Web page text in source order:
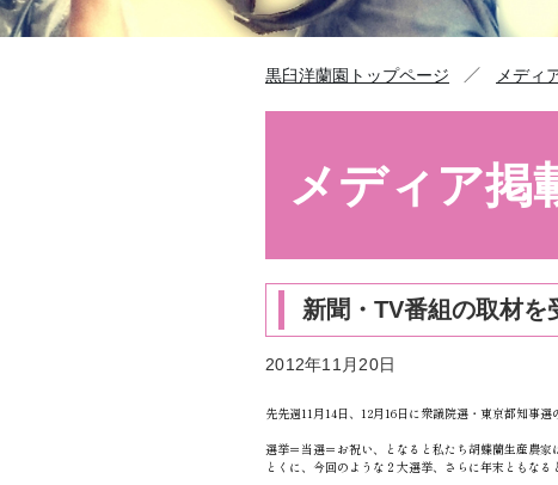
黒臼洋蘭園トップページ ／ メディ
メディア掲
新聞・TV番組の取材を
2012年11月20日
先先週11月14日、12月16日に衆議院選・東京都知事
選挙＝当選＝お祝い、となると私たち胡蝶蘭生産農家
とくに、今回のような２大選挙、さらに年末ともなる